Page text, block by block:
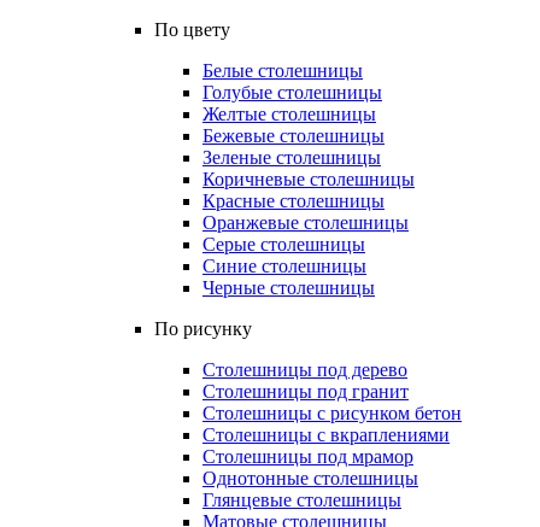
По цвету
Белые столешницы
Голубые столешницы
Желтые столешницы
Бежевые столешницы
Зеленые столешницы
Коричневые столешницы
Красные столешницы
Оранжевые столешницы
Серые столешницы
Синие столешницы
Черные столешницы
По рисунку
Столешницы под дерево
Столешницы под гранит
Столешницы с рисунком бетон
Столешницы с вкраплениями
Столешницы под мрамор
Однотонные столешницы
Глянцевые столешницы
Матовые столешницы